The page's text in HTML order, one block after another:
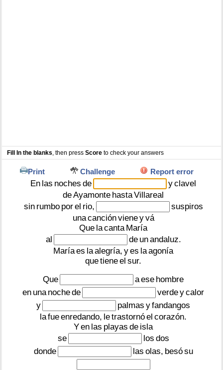
Fill In the blanks , then pressScore to check your answers
Print Challenge Report error
En las noches de yclavel
deAyamonte hastaVillareal
sin rumbo porel rio,
suspiros
unacanciónvieneyvá
Que lacanta María
al
de unandaluz.
Maríaes laalegría, yes laagonía
quetieneel sur.
Que
aese hombre
en una nochede verdeycalor
y
palmas yfandangos
lafueenredando, letrastornóel corazón.
Yen las playas de isla
se
los dos
donde
las olas, besósu